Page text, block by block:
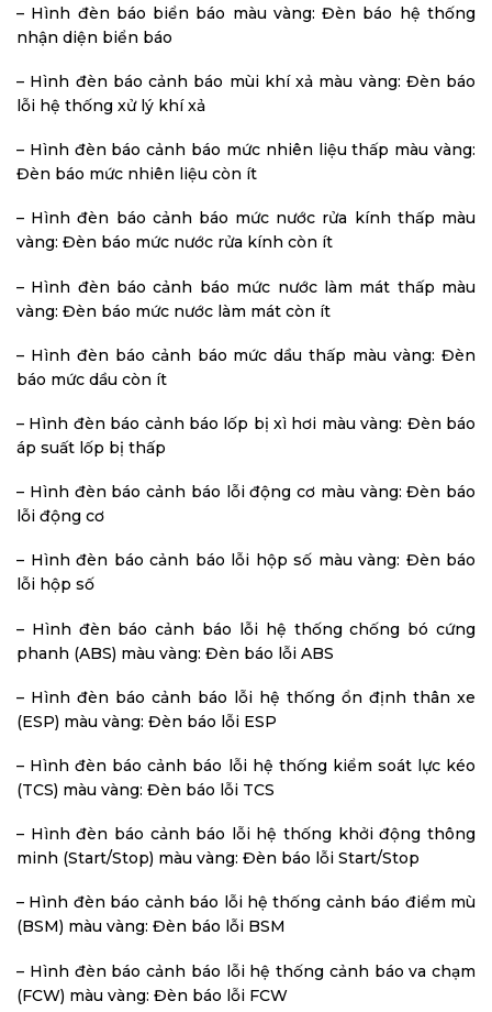
– Hình đèn báo biển báo màu vàng: Đèn báo hệ thống
nhận diện biển báo
– Hình đèn báo cảnh báo mùi khí xả màu vàng: Đèn báo
lỗi hệ thống xử lý khí xả
– Hình đèn báo cảnh báo mức nhiên liệu thấp màu vàng:
Đèn báo mức nhiên liệu còn ít
– Hình đèn báo cảnh báo mức nước rửa kính thấp màu
vàng: Đèn báo mức nước rửa kính còn ít
– Hình đèn báo cảnh báo mức nước làm mát thấp màu
vàng: Đèn báo mức nước làm mát còn ít
– Hình đèn báo cảnh báo mức dầu thấp màu vàng: Đèn
báo mức dầu còn ít
– Hình đèn báo cảnh báo lốp bị xì hơi màu vàng: Đèn báo
áp suất lốp bị thấp
– Hình đèn báo cảnh báo lỗi động cơ màu vàng: Đèn báo
lỗi động cơ
– Hình đèn báo cảnh báo lỗi hộp số màu vàng: Đèn báo
lỗi hộp số
– Hình đèn báo cảnh báo lỗi hệ thống chống bó cứng
phanh (ABS) màu vàng: Đèn báo lỗi ABS
– Hình đèn báo cảnh báo lỗi hệ thống ổn định thân xe
(ESP) màu vàng: Đèn báo lỗi ESP
– Hình đèn báo cảnh báo lỗi hệ thống kiểm soát lực kéo
(TCS) màu vàng: Đèn báo lỗi TCS
– Hình đèn báo cảnh báo lỗi hệ thống khởi động thông
minh (Start/Stop) màu vàng: Đèn báo lỗi Start/Stop
– Hình đèn báo cảnh báo lỗi hệ thống cảnh báo điểm mù
(BSM) màu vàng: Đèn báo lỗi BSM
– Hình đèn báo cảnh báo lỗi hệ thống cảnh báo va chạm
(FCW) màu vàng: Đèn báo lỗi FCW